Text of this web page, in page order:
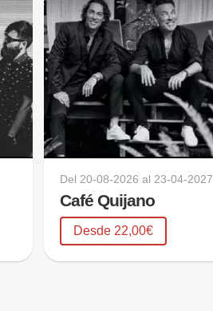
Del 20-08-2026 al 23-04-2027
Café Quijano
Desde 22,00€